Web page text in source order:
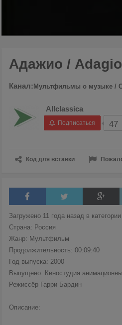
Адажио / Adagio
Канал: Мультфильмы о музыке /
Allclassica
Подписаться 47
Код для вставки
Загружено 11 года назад в категории
Страна: Россия
Жанр: Мультфильм
Продолжительность: 00:09:40
Год выпуска: 2000
Выпущено: Киностудия
Режиссёр Гарри Бардин
Описание: